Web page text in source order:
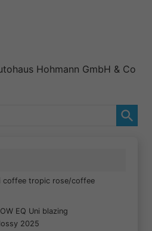
Hohmann GmbH & Co
coffee tropic rose/coffee
EQ Uni blazing
2025